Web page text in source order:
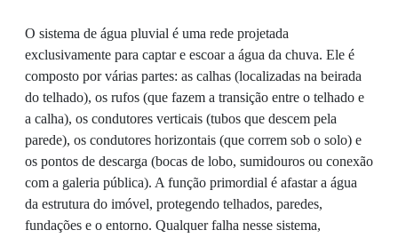
O sistema de água pluvial é uma rede projetada
exclusivamente para captar e escoar a água da chuva. Ele é
composto por várias partes: as calhas (localizadas na beirada
do telhado), os rufos (que fazem a transição entre o telhado e
a calha), os condutores verticais (tubos que descem pela
parede), os condutores horizontais (que correm sob o solo) e
os pontos de descarga (bocas de lobo, sumidouros ou conexão
com a galeria pública). A função primordial é afastar a água
da estrutura do imóvel, protegendo telhados, paredes,
fundações e o entorno. Qualquer falha nesse sistema,